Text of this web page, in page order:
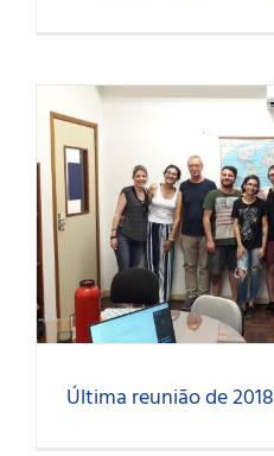
Última reunião de 2018